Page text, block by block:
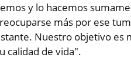
y lo hacemos
más por ese
Nuestro objetivo es
calidad de vida".